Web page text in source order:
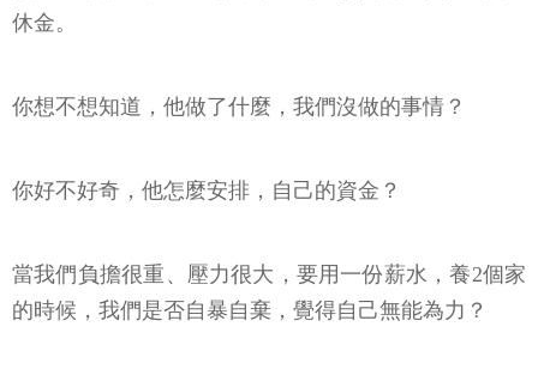
休金。
你想不想知道，他做了什麼，我們沒做的事情？
你好不好奇，他怎麼安排，自己的資金？
當我們負擔很重、壓力很大，要用一份薪水，養2個家
的時候，我們是否自暴自棄，覺得自己無能為力？